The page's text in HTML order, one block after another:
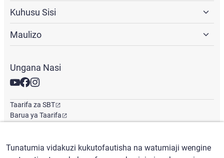
Kuhusu Sisi
Maulizo
Ungana Nasi
Taarifa za SBT
Barua ya Taarifa
Tunatumia vidakuzi kukutofautisha na watumiaji wengine